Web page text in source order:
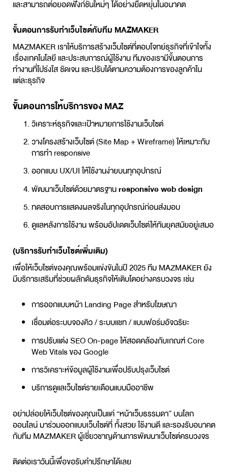
และสามารถต่อยอดฟังก์ชันใหม่ๆ ได้อย่างยืดหยุ่นในอนาคต
ขั้นตอนการรับทำเว็บไซต์กับทีม MAZMAKER
MAZMAKER เราให้บริการสร้างเว็บไซต์ที่ตอบโจทย์ธุรกิจที่เข้าใจทั้ง
เรื่องเทคโนโลยี และประสบการณ์ผู้ใช้งาน ทีมของเรามีขั้นตอนการ
ทำงานที่โปร่งใส ชัดเจน และปรับได้ตามความต้องการของลูกค้าใน
แต่ละธุรกิจ
ขั้นตอนการให้บริการของ MAZ
วิเคราะห์ธุรกิจและเป้าหมายการใช้งานเว็บไซต์
วางโครงสร้างเว็บไซต์ (Site Map + Wireframe) ให้เหมาะกับ
การทำ responsive
ออกแบบ UX/UI ให้ใช้งานง่ายบนทุกอุปกรณ์
พัฒนาเว็บไซต์ด้วยมาตรฐานresponsive web design
ทดสอบการแสดงผลจริงในทุกอุปกรณ์ก่อนส่งมอบ
ดูแลหลังการใช้งาน พร้อมอัปเดตเว็บไซต์ให้ทันยุคสมัยอยู่เสมอ
(บริการรับทำเว็บไซต์เพิ่มเติม)
เพื่อให้เว็บไซต์ของคุณพร้อมแข่งขันในปี 2025 ทีม MAZMAKER ยัง
มีบริการเสริมที่ช่วยผลักดันธุรกิจให้เติบโตอย่างครบวงจร เช่น
การออกแบบหน้า Landing Page สำหรับโฆษณา
เชื่อมต่อระบบจองคิว / ระบบแชท / แบบฟอร์มอัจฉริยะ
การปรับแต่ง SEO On-page ให้สอดคล้องกับเกณฑ์ Core
Web Vitals ของ Google
การวิเคราะห์ข้อมูลผู้ใช้งานเพื่อปรับปรุงเว็บไซต์
บริการดูแลเว็บไซต์รายเดือนแบบมืออาชีพ
อย่าปล่อยให้เว็บไซต์ของคุณเป็นแค่ “หน้าเว็บธรรมดา” บนโลก
ออนไลน์ มาร่วมออกแบบเว็บไซต์ที่ ทั้งสวย ใช้งานดี และรองรับอนาคต
กับทีม MAZMAKER ผู้เชี่ยวชาญด้านการพัฒนาเว็บไซต์ครบวงจร
ติดต่อเราวันนี้เพื่อขอรับคำปรึกษาได้เลย